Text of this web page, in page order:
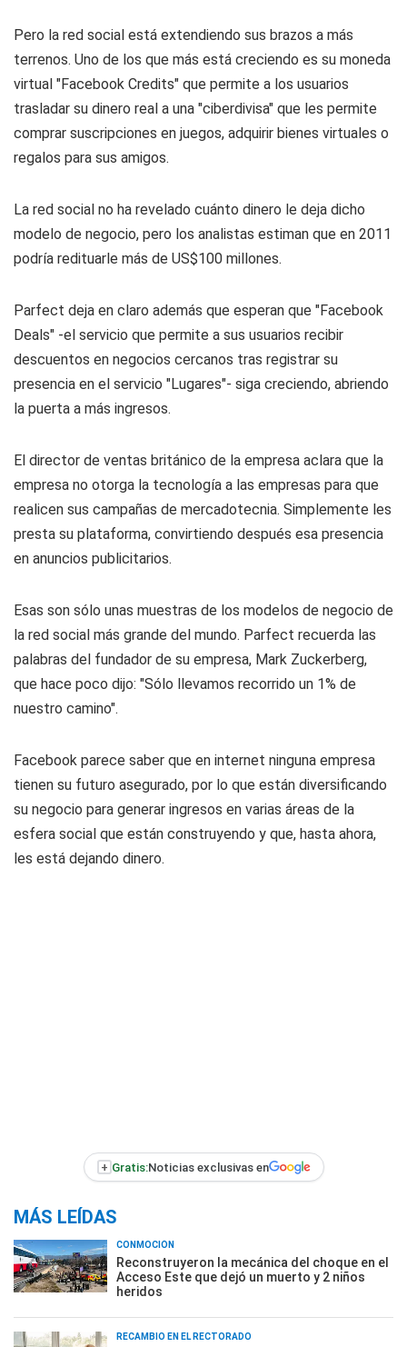
Pero la red social está extendiendo sus brazos a más
terrenos. Uno de los que más está creciendo es su moneda
virtual "Facebook Credits" que permite a los usuarios
trasladar su dinero real a una "ciberdivisa" que les permite
comprar suscripciones en juegos, adquirir bienes virtuales o
regalos para sus amigos.
La red social no ha revelado cuánto dinero le deja dicho
modelo de negocio, pero los analistas estiman que en 2011
podría redituarle más de US$100 millones.
Parfect deja en claro además que esperan que "Facebook
Deals" -el servicio que permite a sus usuarios recibir
descuentos en negocios cercanos tras registrar su
presencia en el servicio "Lugares"- siga creciendo, abriendo
la puerta a más ingresos.
El director de ventas británico de la empresa aclara que la
empresa no otorga la tecnología a las empresas para que
realicen sus campañas de mercadotecnia. Simplemente les
presta su plataforma, convirtiendo después esa presencia
en anuncios publicitarios.
Esas son sólo unas muestras de los modelos de negocio de
la red social más grande del mundo. Parfect recuerda las
palabras del fundador de su empresa, Mark Zuckerberg,
que hace poco dijo: "Sólo llevamos recorrido un 1% de
nuestro camino".
Facebook parece saber que en internet ninguna empresa
tienen su futuro asegurado, por lo que están diversificando
su negocio para generar ingresos en varias áreas de la
esfera social que están construyendo y que, hasta ahora,
les está dejando dinero.
+ Gratis:Noticias exclusivas en
MÁS LEÍDAS
CONMOCIÓN
Reconstruyeron la mecánica del choque en el
Acceso Este que dejó un muerto y 2 niños
heridos
RECAMBIO EN EL RECTORADO